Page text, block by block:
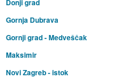
Donji grad
Gornja Dubrava
Gornji grad - Medveščak
Maksimir
Novi Zagreb - istok